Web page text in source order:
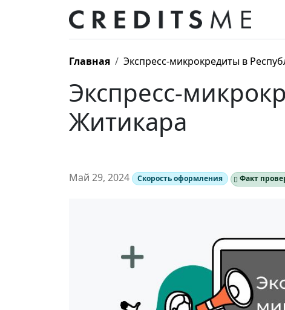
Главная Экспресс-микрокредиты в
Экспресс-
Житикара
Май 29, 2024 Скорость оформления Факт